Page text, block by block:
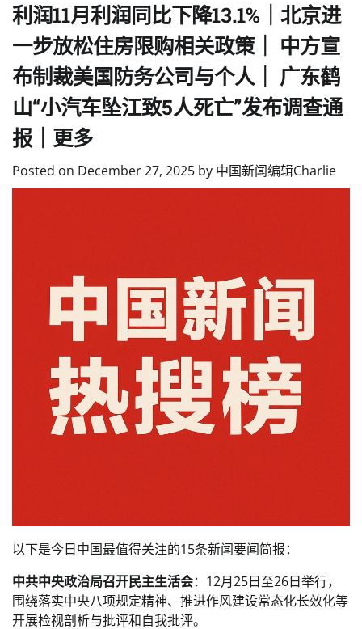
利润11月利润同比下降13.1%｜北京进
一步放松住房限购相关政策｜ 中方宣
布制裁美国防务公司与个人｜ 广东鹤
山“小汽车坠江致5人死亡”发布调查通
报｜更多
Posted on December 27, 2025 by 中国新闻编辑Charlie
以下是今日中国最值得关注的15条新闻要闻简报：
中共中央政治局召开民主生活会：12月25日至26日举行，
围绕落实中央八项规定精神、推进作风建设常态化长效化等
开展检视剖析与批评和自我批评。